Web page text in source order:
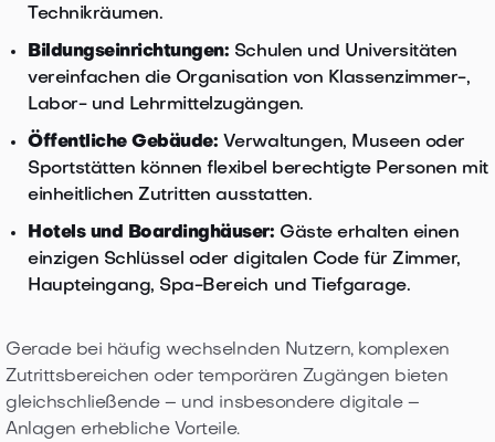
Technikräumen.
Bildungseinrichtungen: Schulen und Universitäten
vereinfachen die Organisation von Klassenzimmer-,
Labor- und Lehrmittelzugängen.
Öffentliche Gebäude: Verwaltungen, Museen oder
Sportstätten können flexibel berechtigte Personen mit
einheitlichen Zutritten ausstatten.
Hotels und Boardinghäuser: Gäste erhalten einen
einzigen Schlüssel oder digitalen Code für Zimmer,
Haupteingang, Spa-Bereich und Tiefgarage.
Gerade bei häufig wechselnden Nutzern, komplexen
Zutrittsbereichen oder temporären Zugängen bieten
gleichschließende – und insbesondere digitale –
Anlagen erhebliche Vorteile.